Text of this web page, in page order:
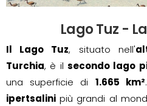
Lago Tuz -
Il Lago Tuz, situato nell'
Turchia, è il secondo lago
una superficie di 1.665 km²
ipertsalini più grandi al